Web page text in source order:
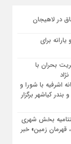
پیکر مطهر آقای
شهید ایران –
در میدان
در لاهیجان
برای
بحران با
اشرفیه با شورا و
کیاشهر برگزار
بخش شهری
قهرمان زمین» خبر